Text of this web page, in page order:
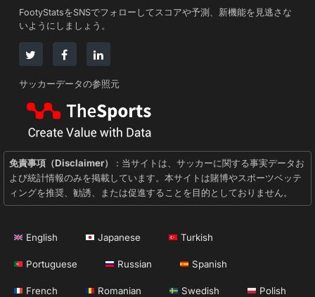
FootyStatsをSNSでフォローしてスコアや予測、新機能を見逃さな
いようにしましょう。
サッカーデータの参照元
免責事項（Disclaimer）
: 当サイトは、サッカーに関する事実データお
よび統計情報のみを掲載しています。本サイトは賭博やスポーツベッテ
ィングを推奨、勧誘、または促進することを目的としておりません。
English Japanese Turkish
Portuguese Russian Spanish
French Romanian Swedish Polish